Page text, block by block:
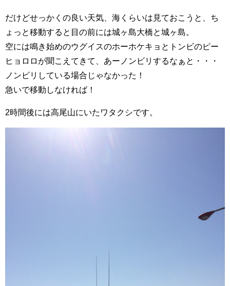
だけどせっかくの良い天気、海くらいは見ておこうと、ち
ょっと移動すると目の前には城ヶ島大橋と城ヶ島。
空には鳴き始めのウグイスのホーホケキョとトンビのピー
ヒョロロが聞こえてきて、あーノンビリするなぁと・・・
ノンビリしている場合じゃなかった！
急いで移動しなければ！
2時間後には高尾山にいたワタクシです。